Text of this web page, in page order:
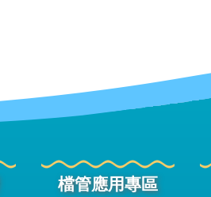
檔管應用專區